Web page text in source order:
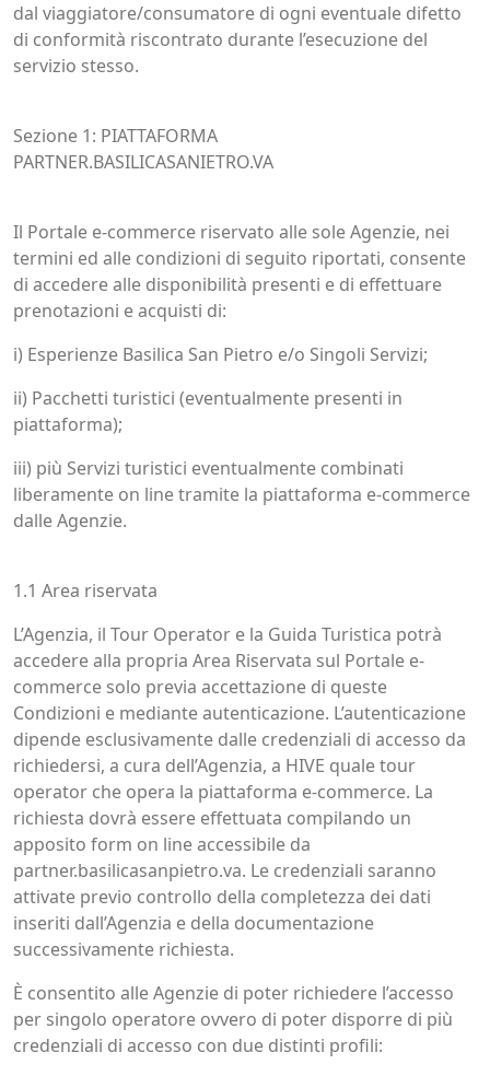
dal viaggiatore/consumatore di ogni eventuale difetto
di conformità riscontrato durante l’esecuzione del
servizio stesso.
Sezione 1: PIATTAFORMA
PARTNER.BASILICASANIETRO.VA
Il Portale e-commerce riservato alle sole Agenzie, nei
termini ed alle condizioni di seguito riportati, consente
di accedere alle disponibilità presenti e di effettuare
prenotazioni e acquisti di:
i) Esperienze Basilica San Pietro e/o Singoli Servizi;
ii) Pacchetti turistici (eventualmente presenti in
piattaforma);
iii) più Servizi turistici eventualmente combinati
liberamente on line tramite la piattaforma e-commerce
dalle Agenzie.
1.1 Area riservata
L’Agenzia, il Tour Operator e la Guida Turistica potrà
accedere alla propria Area Riservata sul Portale e-
commerce solo previa accettazione di queste
Condizioni e mediante autenticazione. L’autenticazione
dipende esclusivamente dalle credenziali di accesso da
richiedersi, a cura dell’Agenzia, a HIVE quale tour
operator che opera la piattaforma e-commerce. La
richiesta dovrà essere effettuata compilando un
apposito form on line accessibile da
partner.basilicasanpietro.va. Le credenziali saranno
attivate previo controllo della completezza dei dati
inseriti dall’Agenzia e della documentazione
successivamente richiesta.
È consentito alle Agenzie di poter richiedere l’accesso
per singolo operatore ovvero di poter disporre di più
credenziali di accesso con due distinti profili: